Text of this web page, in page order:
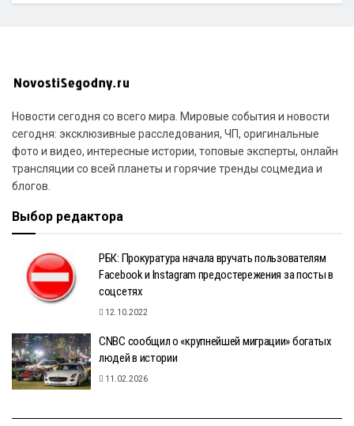
Новости сегодня со всего мира. Мировые события и новости
сегодня: эксклюзивные расследования, ЧП, оригинальные
фото и видео, интересные истории, топовые эксперты, онлайн
трансляции со всей планеты и горячие тренды соцмедиа и
блогов.
Выбор редактора
РБК: Прокуратура начала вручать пользователям
Facebook и Instagram предостережения за посты в
соцсетях
12.10.2022
CNBC сообщил о «крупнейшей миграции» богатых
людей в истории
11.02.2026